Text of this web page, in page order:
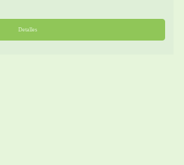
Detalles